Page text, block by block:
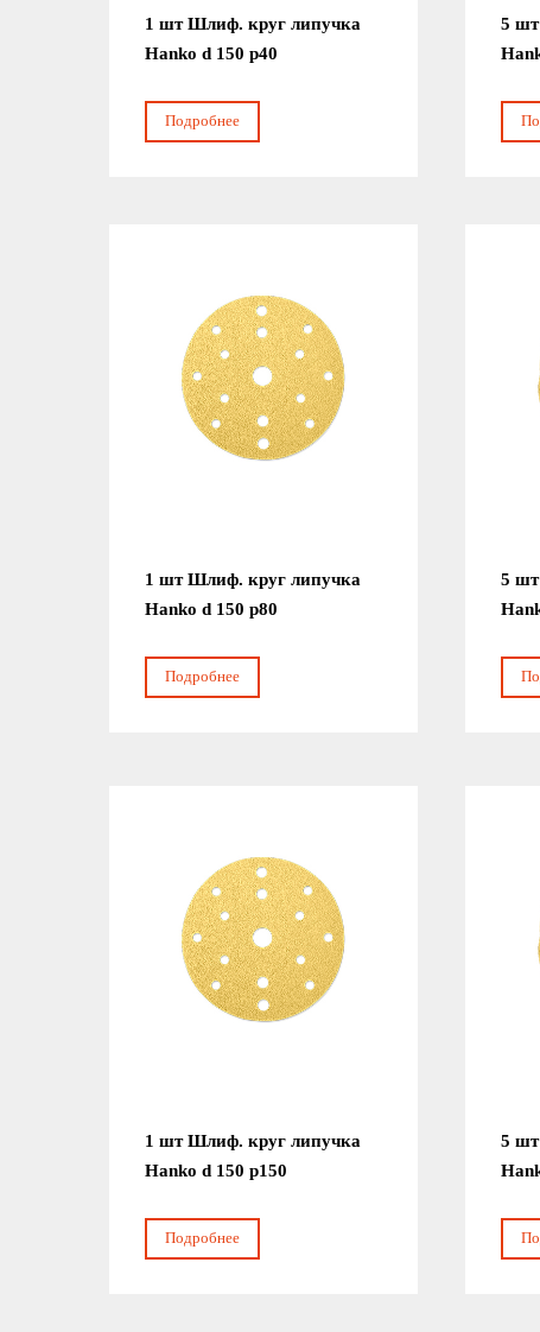
1 шт Шлиф. круг липучка
Hanko d 150 р40
Подробнее
5
1 шт Шлиф. круг липучка
Hanko d 150 р80
Подробнее
5
1 шт Шлиф. круг липучка
Hanko d 150 р150
Подробнее
5